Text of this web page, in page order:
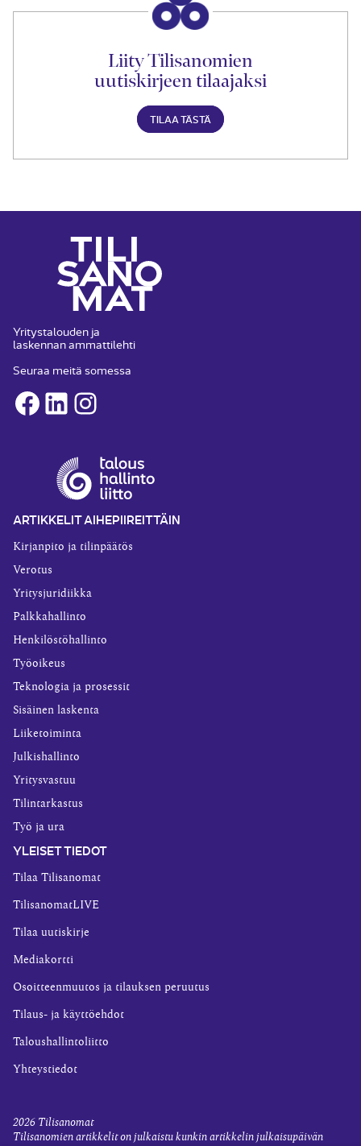
Liity Tilisanomien
uutiskirjeen tilaajaksi
TILAA TÄSTÄ
Yritystalouden ja
laskennan ammattilehti
Seuraa meitä somessa
Facebook
LinkedInInstagram
ARTIKKELIT AIHEPIIREITTÄIN
Kirjanpito ja tilinpäätös
Verotus
Yritysjuridiikka
Palkkahallinto
Henkilöstöhallinto
Työoikeus
Teknologia ja prosessit
Sisäinen laskenta
Liiketoiminta
Julkishallinto
Yritysvastuu
Tilintarkastus
Työ ja ura
YLEISET TIEDOT
Tilaa Tilisanomat
TilisanomatLIVE
Tilaa uutiskirje
Mediakortti
Osoitteenmuutos ja tilauksen peruutus
Tilaus- ja käyttöehdot
Taloushallintoliitto
Yhteystiedot
2026 Tilisanomat
Tilisanomien artikkelit on julkaistu kunkin artikkelin julkaisupäivän